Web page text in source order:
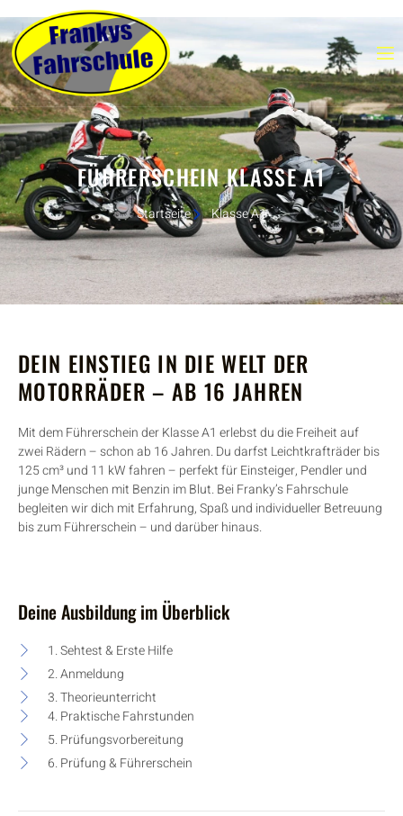
FÜHRERSCHEIN KLASSE A1
Startseite Klasse A1
DEIN EINSTIEG IN DIE WELT DER
MOTORRÄDER – AB 16 JAHREN
Mit dem Führerschein der Klasse A1 erlebst du die Freiheit auf
zwei Rädern – schon ab 16 Jahren. Du darfst Leichtkrafträder bis
125 cm³ und 11 kW fahren – perfekt für Einsteiger, Pendler und
junge Menschen mit Benzin im Blut. Bei Franky’s Fahrschule
begleiten wir dich mit Erfahrung, Spaß und individueller Betreuung
bis zum Führerschein – und darüber hinaus.
Deine Ausbildung im Überblick
1. Sehtest & Erste Hilfe
2. Anmeldung
3. Theorieunterricht
4. Praktische Fahrstunden
5. Prüfungsvorbereitung
6. Prüfung & Führerschein